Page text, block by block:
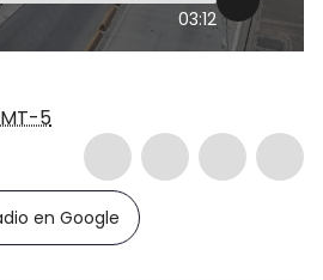
03:12
5
en Google